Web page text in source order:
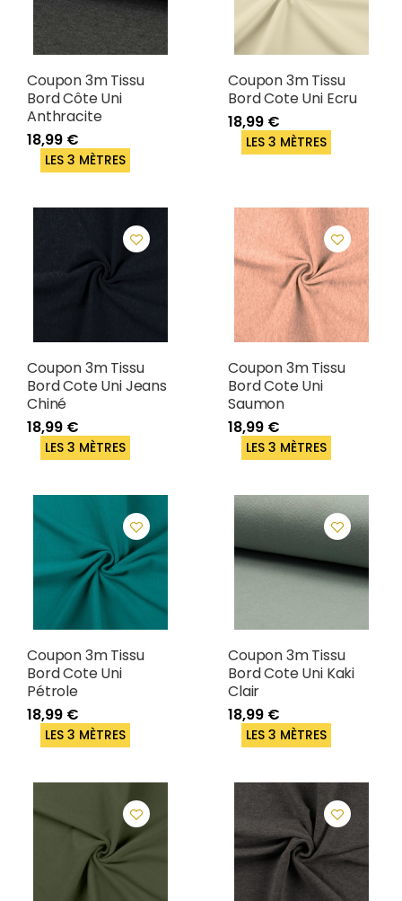
Coupon 3m Tissu
Bord Côte Uni
Anthracite
18,99 €
LES 3 MÈTRES
Coupon 3m Tissu
Bord Cote Uni Ecru
18,99 €
LES 3 MÈTRES
Coupon 3m Tissu
Bord Cote Uni Jeans
Chiné
18,99 €
LES 3 MÈTRES
Coupon 3m Tissu
Bord Cote Uni
Saumon
18,99 €
LES 3 MÈTRES
Coupon 3m Tissu
Bord Cote Uni
Pétrole
18,99 €
LES 3 MÈTRES
Coupon 3m Tissu
Bord Cote Uni Kaki
Clair
18,99 €
LES 3 MÈTRES